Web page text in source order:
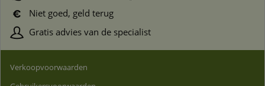
Niet goed, geld terug
Gratis advies van de specialist
Verkoopvoorwaarden